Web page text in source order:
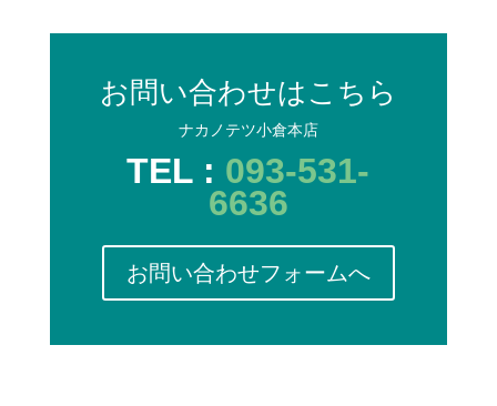
お問い合わせはこちら
ナカノテツ小倉本店
TEL : 093-531-
6636
お問い合わせフォームへ